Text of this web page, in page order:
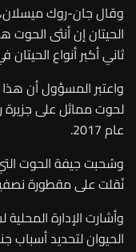
وقال جان-روك ميسلان،
الحيتان إن أنثى
ثاني أكبر أنواع الحيتان
واعتبر المسؤول أن
عام 2017
.
نُقلت على مقطورة
وأشارت الإدارة
الحيوان لتحديد أسباب